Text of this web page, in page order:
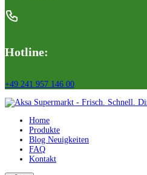
Hotline:
+49 241 957 146 00
Home
Produkte
Blog Neuigkeiten
FAQ
Kontakt